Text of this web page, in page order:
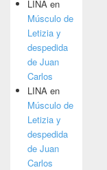
LINA en
Músculo de
Letizia y
despedida
de Juan
Carlos
LINA en
Músculo de
Letizia y
despedida
de Juan
Carlos